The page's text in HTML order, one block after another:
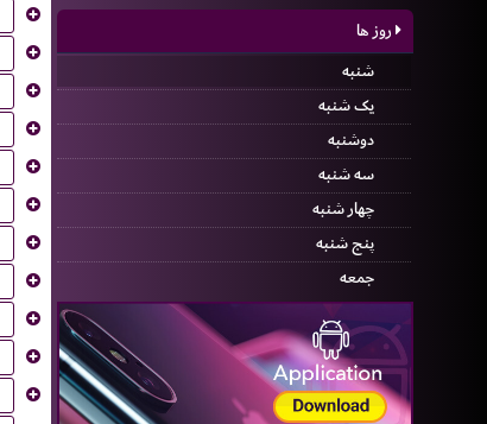
روز ها
شنبه
یک شنبه
دوشنبه
سه شنبه
چهار شنبه
پنج شنبه
جمعه